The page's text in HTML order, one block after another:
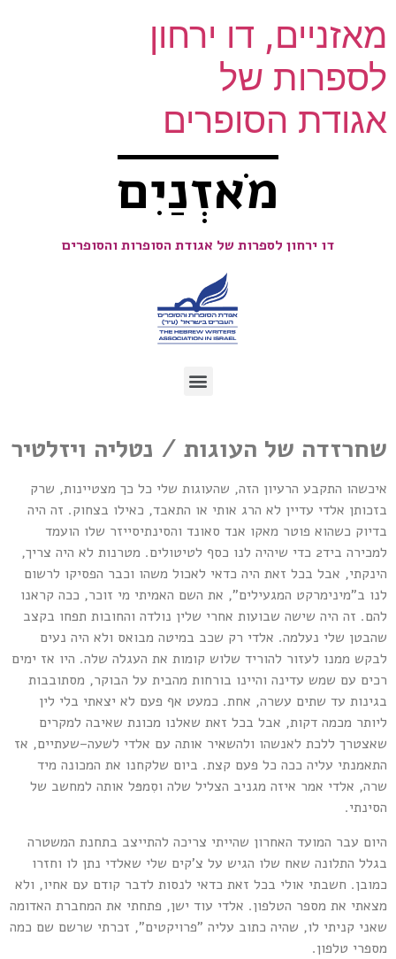
מאזניים, דו ירחון
לספרות של
אגודת הסופרים
מֹאזְנַיִם
דו ירחון לספרות של אגודת הסופרות והסופרים
שחרזדה של העוגות / נטליה ויזלטיר
איכשהו התקבע הרעיון הזה, שהעוגות שלי כל כך מצטיינות, שרק
בזכותן אלדי עדיין לא הרג אותי או התאבד, כאילו בצחוק. זה היה
בדיוק כשהוא פוטר מאקו אנד סאונד והסינתיסייזר שלו הועמד
למכירה ביד2 כדי שיהיה לנו כסף לטיטולים. מטרנות לא היה צריך,
הינקתי, אבל בכל זאת היה כדאי לאכול משהו וכבר הפסיקו לרשום
לנו ב"מינימרקט המגעילים", את השם האמיתי מי זוכר, ככה קראנו
להם. זה היה שישה שבועות אחרי שלין נולדה והחובות תפחו בקצב
שהבטן שלי נעלמה. אלדי רק שכב במיטה מבואס ולא היה נעים
לבקש ממנו לעזור להוריד שלוש קומות את העגלה שלה. היו אז ימים
רכים עם שמש עדינה והיינו בורחות מהבית על הבוקר, מסתובבות
בגינות עד שתים עשרה, אחת. כמעט אף פעם לא יצאתי בלי לין
ליותר מכמה דקות, אבל בכל זאת שאלנו מכונת שאיבה למקרים
שאצטרך ללכת לאנשהו ולהשאיר אותה עם אלדי לשעה–שעתיים, אז
התאמנתי עליה ככה כל פעם קצת. ביום שלקחנו את המכונה מיד
שרה, אלדי אמר איזה מגניב הצליל שלה וסִמפּל אותה למחשב של
הסינתי.
היום עבר המועד האחרון שהייתי צריכה להתייצב בתחנת המשטרה
בגלל התלונה שאח שלו הגיש על צ'קים שלי שאלדי נתן לו וחזרו
כמובן. חשבתי אולי בכל זאת כדאי לנסות לדבר קודם עם אחיו, ולא
מצאתי את מספר הטלפון. אלדי עוד ישן, פתחתי את המחברת האדומה
שאני קניתי לו, שהיה כתוב עליה "פרויקטים", זכרתי שרשם שם כמה
מספרי טלפון.